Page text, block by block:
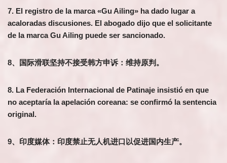
7. El registro de la marca «Gu Ailing» ha dado lugar a
acaloradas discusiones. El abogado dijo que el solicitante
de la marca Gu Ailing puede ser sancionado.
8、国际滑联坚持不接受韩方申诉：维持原判。
8. La Federación Internacional de Patinaje insistió en que
no aceptaría la apelación coreana: se confirmó la sentencia
original.
9、印度媒体：印度禁止无人机进口以促进国内生产。